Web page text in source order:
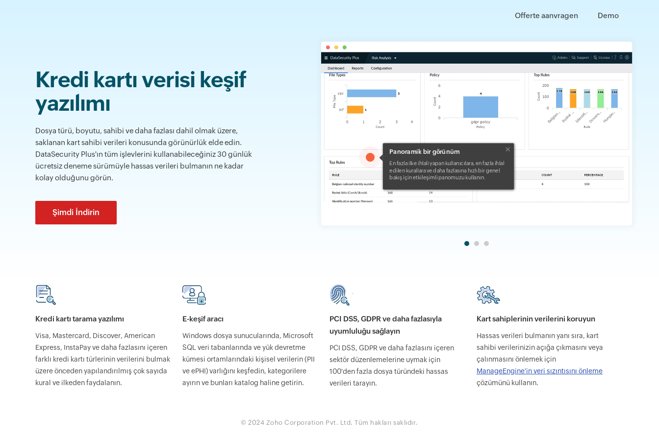
Offerte aanvragen Demo
Kredi kartı verisi keşif
yazılımı
Dosya türü, boyutu, sahibi ve daha fazlası dahil olmak üzere,
saklanan kart sahibi verileri konusunda görünürlük elde edin.
DataSecurity Plus'ın tüm işlevlerini kullanabileceğiniz 30 günlük
ücretsiz deneme sürümüyle hassas verileri bulmanın ne kadar
kolay olduğunu görün.
Şimdi İndirin
Panoramik bir görünüm
En fazla ilke ihlali yapan kullanıcılara, en fazla ihlal
edilen kurallara ve daha fazlasına hızlı bir genel
bakış için etkileşimli panomuzu kullanın.
Kredi kartı tarama yazılımı
Visa, Mastercard, Discover, American
Express, InstaPay ve daha fazlasını içeren
farklı kredi kartı türlerinin verilerini bulmak
üzere önceden yapılandırılmış çok sayıda
kural ve ilkeden faydalanın.
E-keşif aracı
Windows dosya sunucularında, Microsoft
SQL veri tabanlarında ve yük devretme
kümesi ortamlarındaki kişisel verilerin (PII
ve ePHI) varlığını keşfedin, kategorilere
ayırın ve bunları katalog haline getirin.
PCI DSS, GDPR ve daha fazlasıyla
uyumluluğu sağlayın
PCI DSS, GDPR ve daha fazlasını içeren
sektör düzenlemelerine uymak için
100'den fazla dosya türündeki hassas
verileri tarayın.
Kart sahiplerinin verilerini koruyun
Hassas verileri bulmanın yanı sıra, kart
sahibi verilerinizin açığa çıkmasını veya
çalınmasını önlemek için
ManageEngine'in veri sızıntısını önleme
çözümünü kullanın.
©2024 Zoho Corporation Pvt. Ltd. Tüm hakları saklıdır.